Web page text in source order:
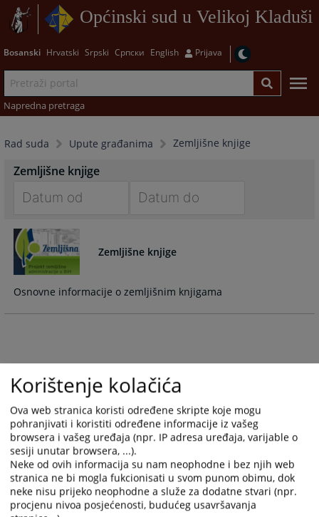
Općinski sud u Velikoj Kladuši
Bosanski Hrvatski Srpski Српски English Prijava
Napredna pretraga
Rad suda Upute građanima Zemljišne knjige
Zemljišne knjige
forward
to
interact
the
calendar
a
date.
Press
the
question
mark
key
to
get
the
to
the
calendar
a
date.
Press
the
question
mark
key
to
get
the
Zemljišne knjige
Osnovne informacije o zemljišnim knjigama
Korištenje kolačića
Ova web stranica koristi određene skripte koje mogu
pohranjivati i koristiti određene informacije iz vašeg
browsera i vašeg uređaja (npr. IP adresa uređaja, varijable o
sesiji unutar browsera, ...).
Neke od ovih informacija su nam neophodne i bez njih web
stranica ne bi mogla fukcionisati u svom punom obimu, dok
neke nisu prijeko neophodne a služe za dodatne stvari (npr.
procjenu nivoa posjećenosti, budućeg usavršavanja